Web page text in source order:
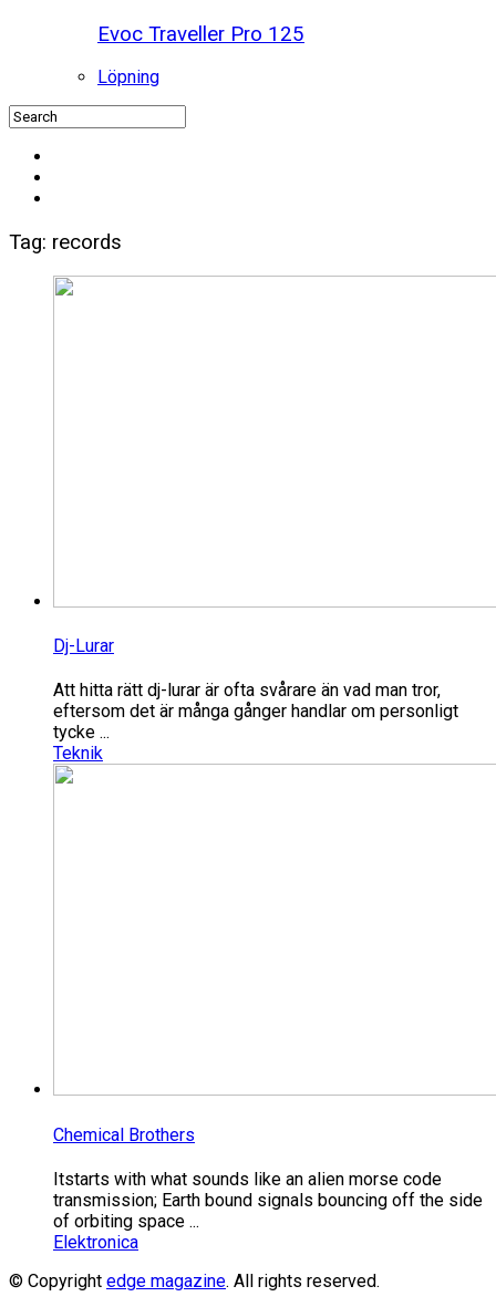
Evoc Traveller Pro 125
Löpning
Tag: records
Dj-Lurar
Att hitta rätt dj-lurar är ofta svårare än vad man tror,
eftersom det är många gånger handlar om personligt
tycke ...
Teknik
Chemical Brothers
Itstarts with what sounds like an alien morse code
transmission; Earth bound signals bouncing off the side
of orbiting space ...
Elektronica
© Copyright edge magazine. All rights reserved.